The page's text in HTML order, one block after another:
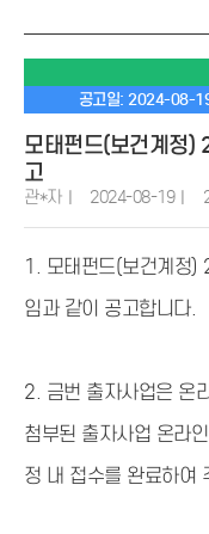
공고일: 2024-08-
모태펀드(보건계정)
고
관*자 2024-08-19
1. 모태펀드(보건계정)
임과 같이 공고합니다.
2. 금번 출자사업은 온
첨부된 출자사업 온라
정 내 접수를 완료하여